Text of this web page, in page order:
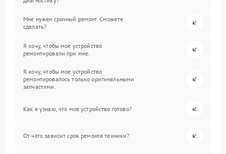
Мне нужен срочный ремонт. Сможете
сделать?
Я хочу, чтобы мое устройство
ремонтировали при мне.
Я хочу, чтобы мое устройство
ремонтировалось только оригинальными
запчастями.
Как я узнаю, что мое устройство готово?
От чего зависит срок ремонта техники?